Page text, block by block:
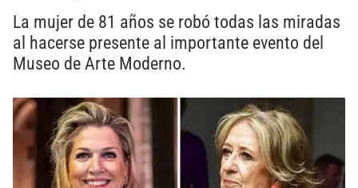
La mujer de 81 años se robó todas las miradas
al hacerse presente al importante evento del
Museo de Arte Moderno.